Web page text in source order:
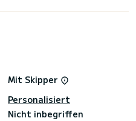
Mit Skipper
Personalisiert
Nicht inbegriffen